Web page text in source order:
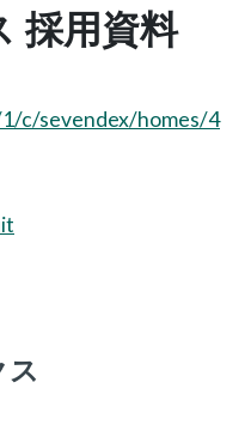
採用資料
c/sevendex/homes/4